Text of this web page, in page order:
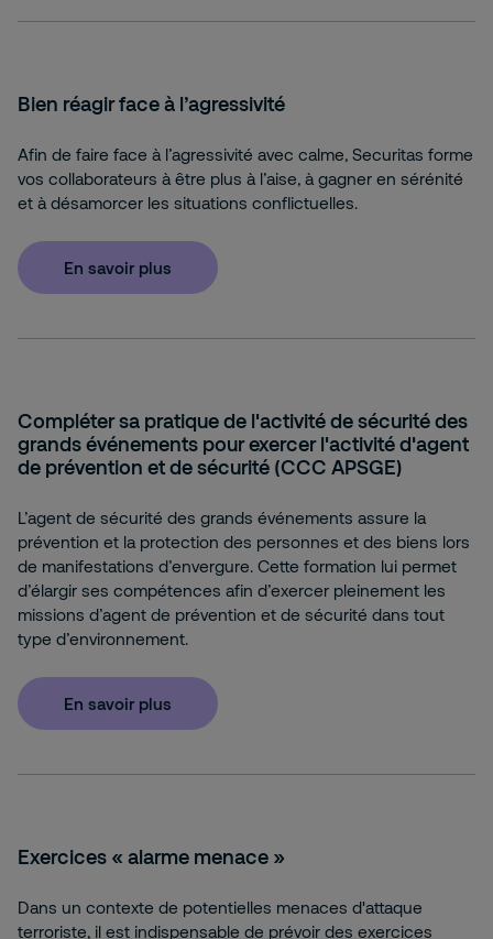
Bien réagir face à l’agressivité
Afin de faire face à l’agressivité avec calme, Securitas forme
vos collaborateurs à être plus à l’aise, à gagner en sérénité
et à désamorcer les situations conflictuelles.
En savoir plus
Compléter sa pratique de l'activité de sécurité des
grands événements pour exercer l'activité d'agent
de prévention et de sécurité (CCC APSGE)
L’agent de sécurité des grands événements assure la
prévention et la protection des personnes et des biens lors
de manifestations d’envergure. Cette formation lui permet
d’élargir ses compétences afin d’exercer pleinement les
missions d’agent de prévention et de sécurité dans tout
type d’environnement.
En savoir plus
Exercices « alarme menace »
Dans un contexte de potentielles menaces d'attaque
terroriste, il est indispensable de prévoir des exercices